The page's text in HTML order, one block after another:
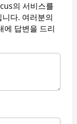
의 서비스를
다. 여러분의
에 답변을 드리